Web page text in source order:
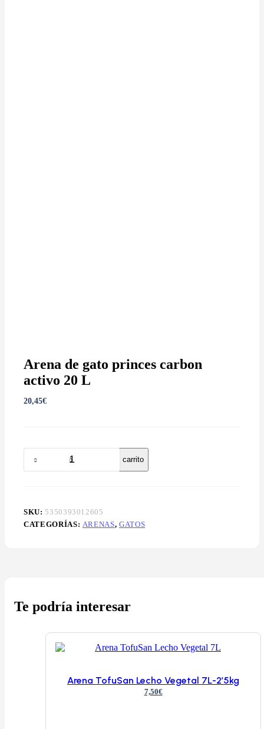
Arena de gato princes carbon
activo 20 L
20,45€
gato
20
L
Añadir al carrito
SKU: 5350393012605
CATEGORÍAS: ARENAS,GATOS
Te podría interesar
Arena TofuSan Lecho Vegetal 7L-2’5kg
7,50€